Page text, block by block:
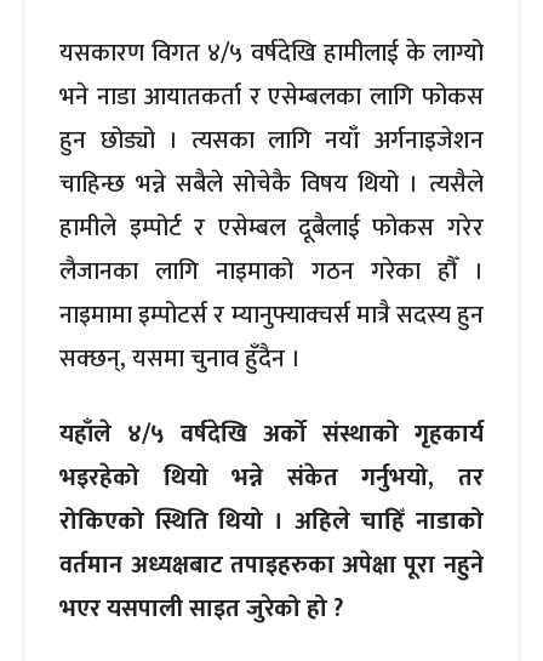
यसकारण विगत ४/५ वर्षदेखि हामीलाई के लाग्यो
भने नाडा आयातकर्ता र एसेम्बलका लागि फोकस
हुन छोड्यो । त्यसका लागि नयाँ अर्गनाइजेशन
चाहिन्छ भन्ने सबैले सोचेकै विषय थियो । त्यसैले
हामीले इम्पोर्ट र एसेम्बल दूबैलाई फोकस गरेर
लैजानका लागि नाइमाको गठन गरेका हौँ ।
नाइमामा इम्पोटर्स र म्यानुफ्याक्चर्स मात्रै सदस्य हुन
सक्छन्, यसमा चुनाव हुँदैन ।
यहाँले ४/५ वर्षदेखि अर्को संस्थाको गृहकार्य
भइरहेको थियो भन्ने संकेत गर्नुभयो, तर
रोकिएको स्थिति थियो । अहिले चाहिँ नाडाको
वर्तमान अध्यक्षबाट तपाइहरुका अपेक्षा पूरा नहुने
भएर यसपाली साइत जुरेको हो ?